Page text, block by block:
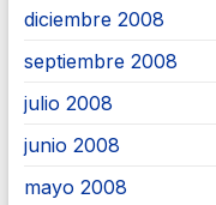
diciembre 2008
septiembre 2008
julio 2008
junio 2008
mayo 2008